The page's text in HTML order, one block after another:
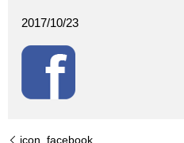
2017/10/23
icon_facebook